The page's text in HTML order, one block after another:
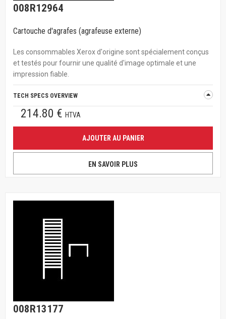
008R12964
Cartouche d'agrafes (agrafeuse externe)
Les consommables Xerox d'origine sont spécialement conçus
et testés pour fournir une qualité d'image optimale et une
impression fiable.
TECH SPECS OVERVIEW
214.80 € HTVA
AJOUTER AU PANIER
EN SAVOIR PLUS
008R13177